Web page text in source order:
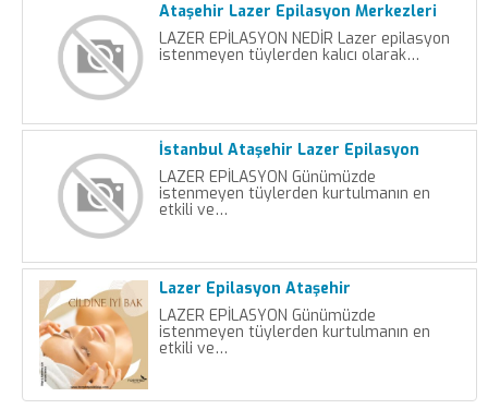
Ataşehir Lazer Epilasyon Merkezleri
LAZER EPİLASYON NEDİR Lazer epilasyon
istenmeyen tüylerden kalıcı olarak…
İstanbul Ataşehir Lazer Epilasyon
LAZER EPİLASYON Günümüzde
istenmeyen tüylerden kurtulmanın en
etkili ve…
Lazer Epilasyon Ataşehir
LAZER EPİLASYON Günümüzde
istenmeyen tüylerden kurtulmanın en
etkili ve…